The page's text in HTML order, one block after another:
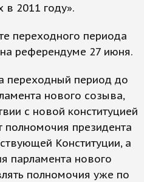
в 2011 году».
переходного периода
на референдуме 27 июня.
переходный период до
нового созыва,
с новой конституцией
полномочия президента
Конституции, а
парламента нового
полномочия уже по